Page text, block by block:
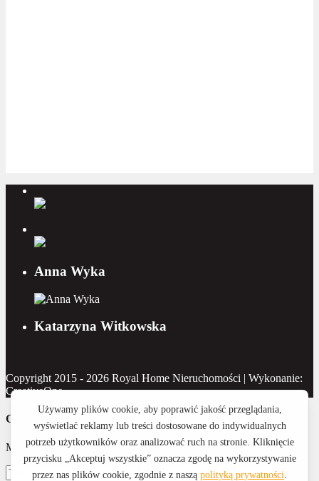
Anna Wyka
Katarzyna Witkowska
Copyright 2015 - 2026 Royal Home Nieruchomości | Wykonanie:
CreativeOne
Contact Us
Masz pytanie? Napisz do nas